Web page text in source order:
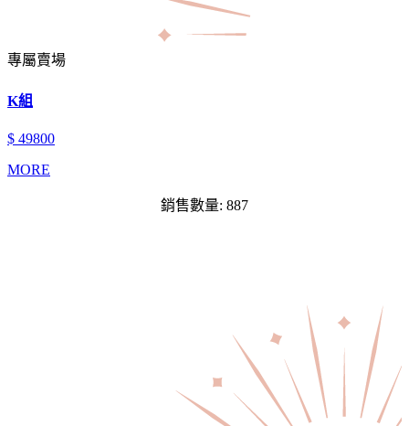
專屬賣場
K組
$ 49800
MORE
銷售數量: 887